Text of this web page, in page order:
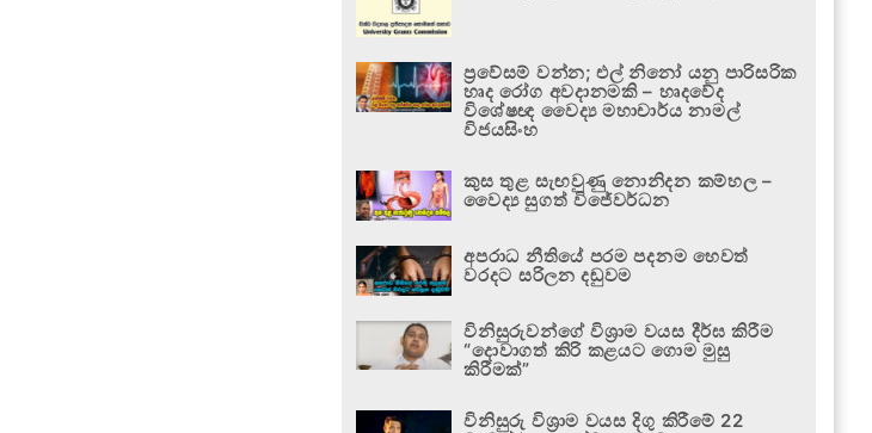
ප්‍රවේසම් වන්න; එල් නිනෝ යනු පාරිසරික
හෘද රෝග අවදානමකි – හෘදවේද
විශේෂඥ වෛද්‍ය මහාචාර්ය නාමල්
විජයසිංහ
කුස තුළ සැඟවුණු නොනිදන කම්හල –
වෛද්‍ය සුගත් විජේවර්ධන
අපරාධ නීතියේ පරම පදනම හෙවත්
වරදට සරිලන දඬුවම
විනිසුරුවන්ගේ විශ්‍රාම වයස දීර්ඝ කිරීම
“දොවාගත් කිරි කළයට ගොම මුසු
කිරීමක්”
විනිසුරු විශ්‍රාම වයස දිගු කිරීමේ 22